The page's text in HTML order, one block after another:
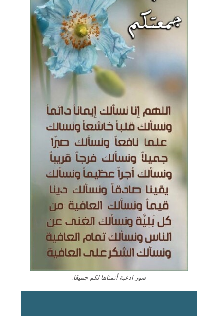
صور ادعية أتمناها لكم جميعًا.